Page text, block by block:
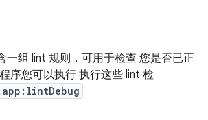
一组 lint 规则，可用于检查 您是否已正
序您可以执行 执行这些 lint 检